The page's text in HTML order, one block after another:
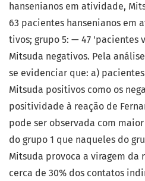
hansenianos em atividade,
63 pacientes hansenianos em
tivos; grupo 5: — 47 'pacientes
Mitsuda negativos. Pela
se evidenciar que: a)
Mitsuda positivos como os
positividade à reação de
pode ser observada com
do grupo 1 que naqueles do
Mitsuda provoca a viragem da
cerca de 30% dos contatos